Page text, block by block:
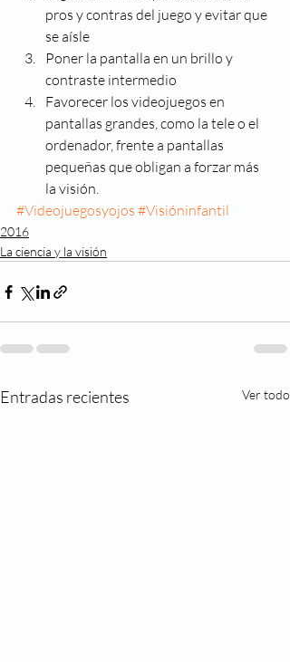
pros y contras del juego y evitar que
se aísle
Poner la pantalla en un brillo y
contraste intermedio
Favorecer los videojuegos en
pantallas grandes, como la tele o el
ordenador, frente a pantallas
pequeñas que obligan a forzar más
la visión.
#Videojuegosyojos #Visióninfantil
2016
La ciencia y la visión
Entradas recientes Ver todo